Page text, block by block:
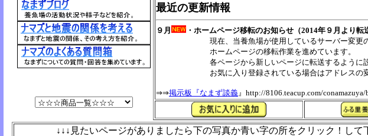
最近の更新情報
９月
・ホームページ移転のお知らせ（2014年９月より転
現在、当養魚場が使用しているサーバー変更
ホームページの移転作業を進めています。
各ページから新しいページに転送するように設
お気に入り登録されている場合はアドレスの変更
⇒⇒掲示板『なまず談義』http://8106.teacup.com/conamazuya/
↓↓↓見たいページがありましたら下の写真か青い字の所をクリック！して